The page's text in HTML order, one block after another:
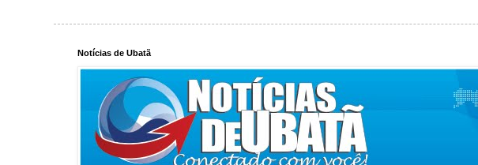
Notícias de Ubatã